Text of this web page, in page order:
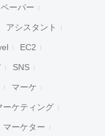
ーパー
アシスタント
EC2
SNS
マーケ
ーケティング
マーケター